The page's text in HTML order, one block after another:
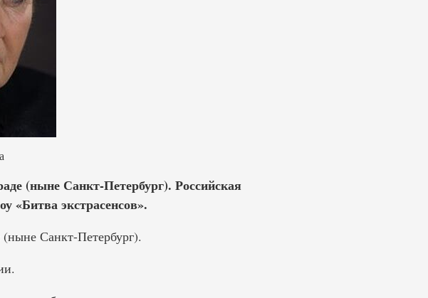
(ныне Санкт-Петербург). Российская
«Битва экстрасенсов».
Санкт-Петербург).